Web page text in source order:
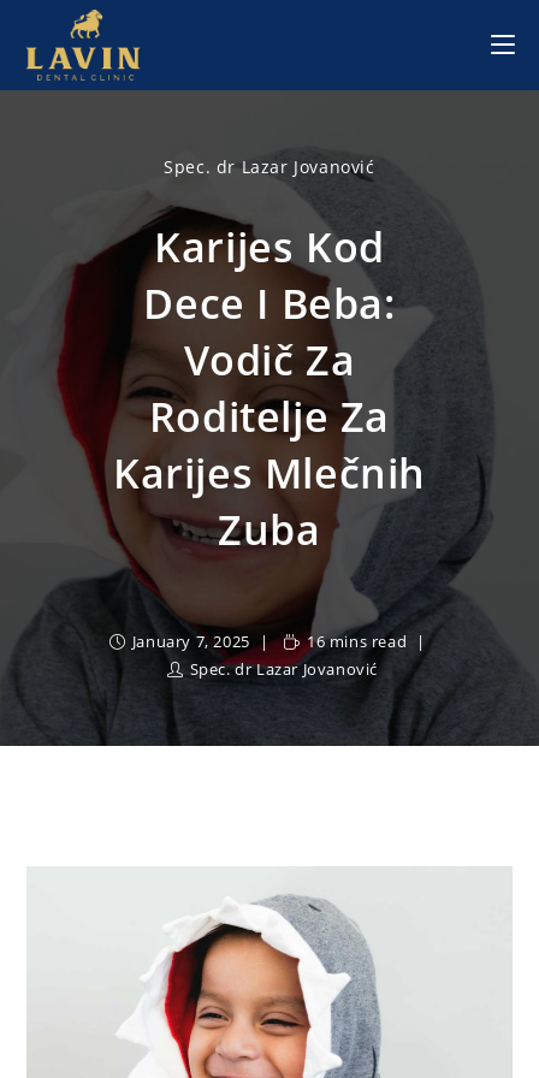
content
Spec. dr Lazar Jovanović
Karijes Kod
Dece I Beba:
Vodič Za
Roditelje Za
Karijes Mlečnih
Zuba
January 7, 2025
16 mins read
Spec. dr Lazar Jovanović